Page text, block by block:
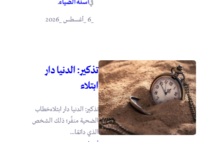
فيأسنة الضياء.
تذكير: الدنيا دار
ابتلاء
تذكير: الدنيا دار ابتلاءخطاب
الضحية منفِّر؛ ذلك الشخص
الذي دائمًا...